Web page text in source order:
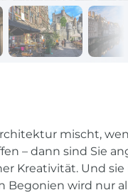
mischt,
– dann sind Sie
Kreativität. Und
wird nur